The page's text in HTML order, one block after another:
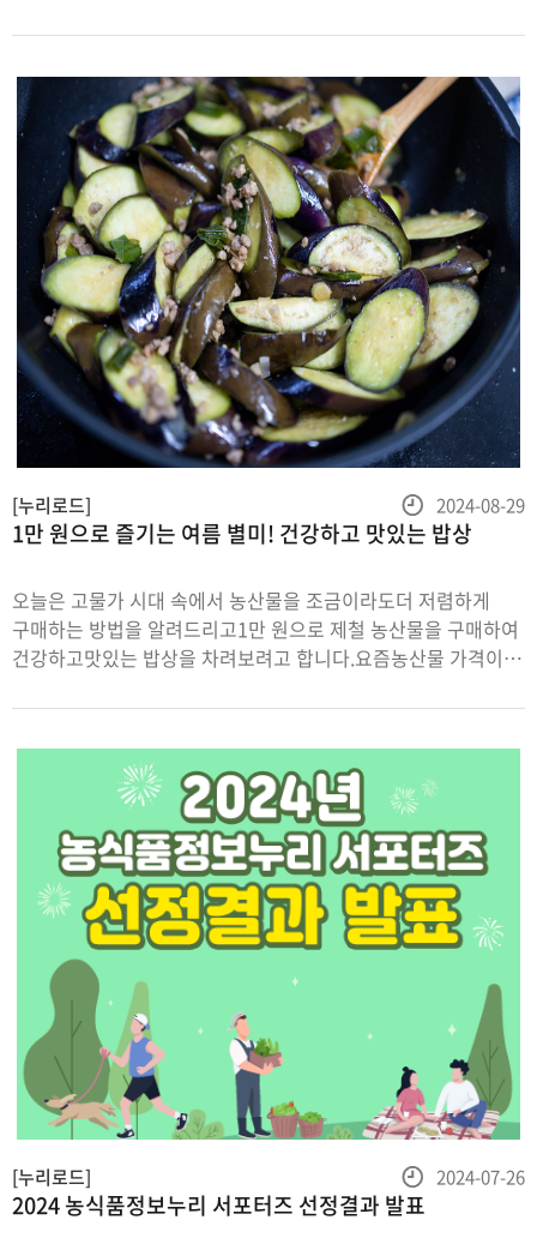
고추,가지 한 바구니 이천 원,호박잎도 한 봉지에 이천 원이에요.
이렇게 예쁘고
1만 원으로 즐기는 여름 별미! 건강하고 맛있는 밥상
오늘은 고물가 시대 속에서 농산물을 조금이라도더 저렴하게
구매하는 방법을 알려드리고1만 원으로 제철 농산물을 구매하여
건강하고맛있는 밥상을 차려보려고 합니다.요즘농산물 가격이
보면 선뜻손이 나가지 않을 정도로 비싼데요.이런 고물가
시대에서도 농산물을 저렴하게구매할
[누리로드]
등
록
2024-08-29
2024 농식품정보누리 서포터즈 선정결과 발표
[누리로드]
등
2024-07-26